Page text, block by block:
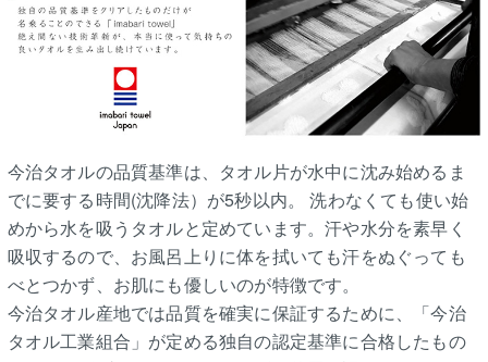
今治タオルの品質基準は、タオル片が水中に沈み始めるま
でに要する時間(沈降法）が5秒以内。 洗わなくても使い始
めから水を吸うタオルと定めています。汗や水分を素早く
吸収するので、お風呂上りに体を拭いても汗をぬぐっても
べとつかず、お肌にも優しいのが特徴です。
今治タオル産地では品質を確実に保証するために、「今治
タオル工業組合」が定める独自の認定基準に合格したもの